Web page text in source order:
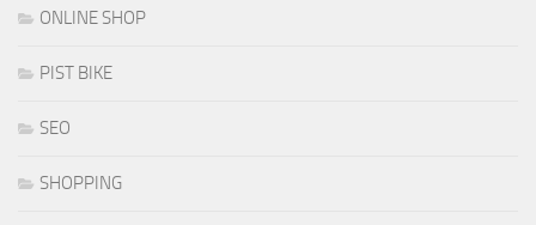
ONLINE SHOP
PIST BIKE
SEO
SHOPPING